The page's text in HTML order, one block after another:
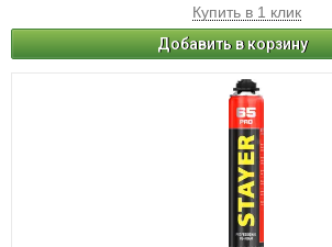
Купить в 1 клик
Добавить в корзину